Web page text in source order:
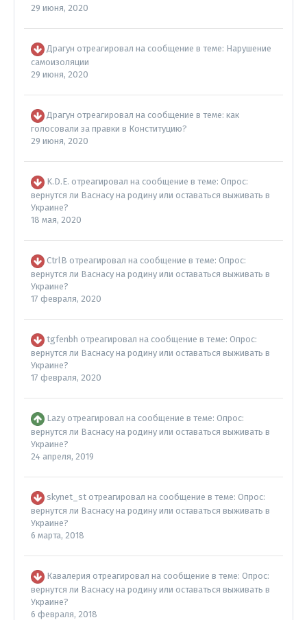
29 июня, 2020
Драгун отреагировал на сообщение в теме: Нарушение
самоизоляции
29 июня, 2020
Драгун отреагировал на сообщение в теме: как
голосовали за правки в Конституцию?
29 июня, 2020
K.D.E. отреагировал на сообщение в теме: Опрос:
вернутся ли Васнасу на родину или оставаться выживать в
Украине?
18 мая, 2020
CtrlB отреагировал на сообщение в теме: Опрос:
вернутся ли Васнасу на родину или оставаться выживать в
Украине?
17 февраля, 2020
tgfenbh отреагировал на сообщение в теме: Опрос:
вернутся ли Васнасу на родину или оставаться выживать в
Украине?
17 февраля, 2020
Lazy отреагировал на сообщение в теме: Опрос:
вернутся ли Васнасу на родину или оставаться выживать в
Украине?
24 апреля, 2019
skynet_st отреагировал на сообщение в теме: Опрос:
вернутся ли Васнасу на родину или оставаться выживать в
Украине?
6 марта, 2018
Кавалерия отреагировал на сообщение в теме: Опрос:
вернутся ли Васнасу на родину или оставаться выживать в
Украине?
6 февраля, 2018